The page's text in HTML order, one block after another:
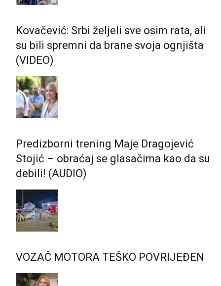
Kovačević: Srbi željeli sve osim rata, ali
su bili spremni da brane svoja ognjišta
(VIDEO)
Predizborni trening Maje Dragojević
Stojić – obraćaj se glasačima kao da su
debili! (AUDIO)
VOZAČ MOTORA TEŠKO POVRIJEĐEN